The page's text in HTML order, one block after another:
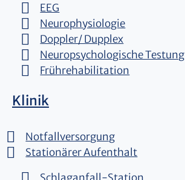
EEG
Neurophysiologie
Doppler/ Dupplex
Neuropsychologische Testung
Frührehabilitation
Klinik
Notfallversorgung
Stationärer Aufenthalt